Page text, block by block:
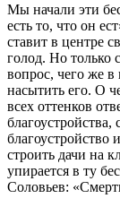
Мы начали эти
есть то, что он
ставит в центре
голод. Но только
вопрос, чего же в
насытить его. О
всех оттенков
благоустройство
строить дачи на
упирается в ту
Соловьев: